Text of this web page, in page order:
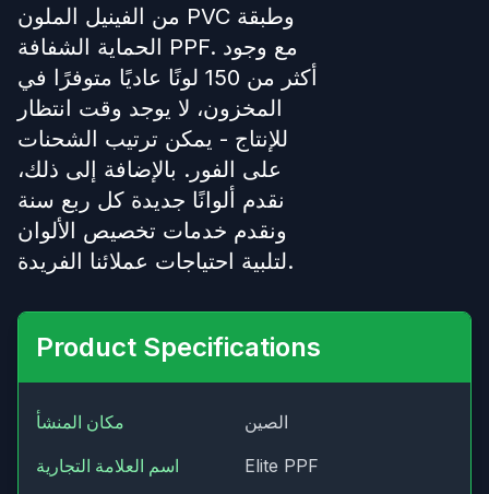
من الفينيل الملون PVC وطبقة
الحماية الشفافة PPF. مع وجود
أكثر من 150 لونًا عاديًا متوفرًا في
المخزون، لا يوجد وقت انتظار
للإنتاج - يمكن ترتيب الشحنات
على الفور. بالإضافة إلى ذلك،
نقدم ألوانًا جديدة كل ربع سنة
ونقدم خدمات تخصيص الألوان
لتلبية احتياجات عملائنا الفريدة.
Product Specifications
مكان المنشأ
الصين
اسم العلامة التجارية
Elite PPF